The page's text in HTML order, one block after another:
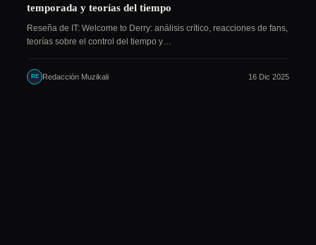
temporada y teorías del tiempo
Reseña de IT: Welcome to Derry: análisis crítico, reacciones de fans,
teorías sobre el control del tiempo y…
RE Redacción Muzikali 16 Dic 2025